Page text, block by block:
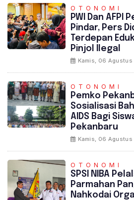
OTONOMI
PWI Dan AFPI
Pindar, Pers
Terdepan
Pinjol Ilegal
Kamis, 06 Agustus
OTONOMI
‎Pemko
Sosialisasi
AIDS Bagi
Pekanbaru
Kamis, 06 Agustus
OTONOMI
SPSI NIBA
Parmahan
Nahkodai